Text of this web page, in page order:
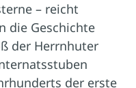
– reicht
die Geschichte
der Herrnhuter
der erste